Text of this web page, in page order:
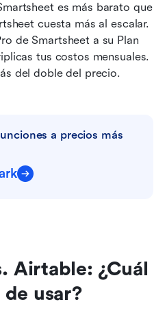
es más barato que
cuesta más al escalar.
de Smartsheet a su Plan
tus costos mensuales.
del doble del precio.
a precios más
Airtable: ¿Cuál
usar?